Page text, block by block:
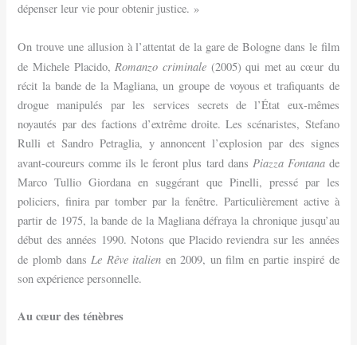
dépenser leur vie pour obtenir justice. »
On trouve une allusion à l’attentat de la gare de Bologne dans le film
de Michele Placido, Romanzo criminale(2005) qui met au cœur du
récit la bande de la Magliana, un groupe de voyous et trafiquants de
drogue manipulés par les services secrets de l’État eux-mêmes
noyautés par des factions d’extrême droite. Les scénaristes, Stefano
Rulli et Sandro Petraglia, y annoncent l’explosion par des signes
avant-coureurs comme ils le feront plus tard dans Piazza Fontana de
Marco Tullio Giordana en suggérant que Pinelli, pressé par les
policiers, finira par tomber par la fenêtre. Particulièrement active à
partir de 1975, la bande de la Magliana défraya la chronique jusqu’au
début des années 1990. Notons que Placido reviendra sur les années
de plomb dans Le Rêve italien en 2009, un film en partie inspiré de
son expérience personnelle.
Au cœur des ténèbres